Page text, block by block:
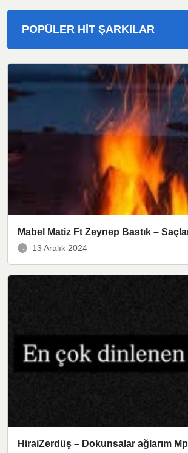
POPÜLER HIT ŞARKILAR
Mabel Matiz Ft Zeynep Bastık –
13 Aralık 2024
HiraiZerdüş – Dokunsalar ağlarım